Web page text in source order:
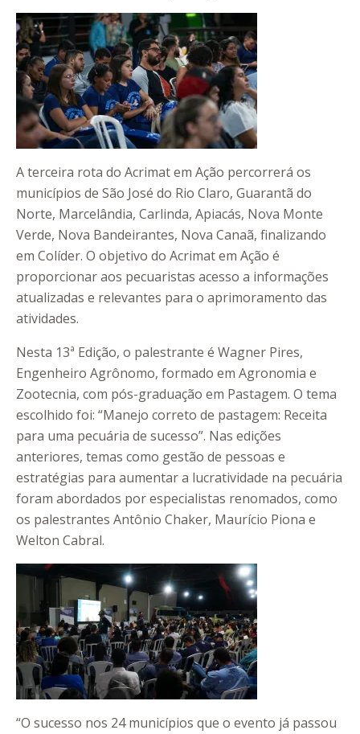
A terceira rota do Acrimat em Ação percorrerá os
municípios de São José do Rio Claro, Guarantã do
Norte, Marcelândia, Carlinda, Apiacás, Nova Monte
Verde, Nova Bandeirantes, Nova Canaã, finalizando
em Colíder. O objetivo do Acrimat em Ação é
proporcionar aos pecuaristas acesso a informações
atualizadas e relevantes para o aprimoramento das
atividades.
Nesta 13ª Edição, o palestrante é Wagner Pires,
Engenheiro Agrônomo, formado em Agronomia e
Zootecnia, com pós-graduação em Pastagem. O tema
escolhido foi: “Manejo correto de pastagem: Receita
para uma pecuária de sucesso”. Nas edições
anteriores, temas como gestão de pessoas e
estratégias para aumentar a lucratividade na pecuária
foram abordados por especialistas renomados, como
os palestrantes Antônio Chaker, Maurício Piona e
Welton Cabral.
“O sucesso nos 24 municípios que o evento já passou